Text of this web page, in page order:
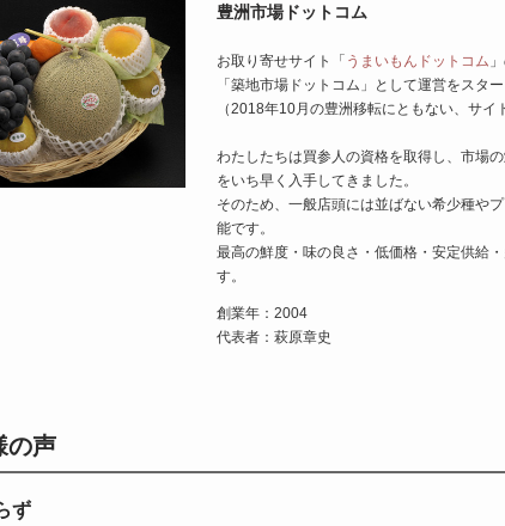
豊洲市場ドットコム
お取り寄せサイト「 うまいもんドットコム
「築地市場ドットコム」として運営をスター
（2018年10月の豊洲移転にともない、サイ
わたしたちは買参人の資格を取得し、市場
をいち早く入手してきました。
そのため、一般店頭には並ばない希少種や
能です。
最高の鮮度・味の良さ・低価格・安定供給
す。
創業年：2004
代表者：萩原章史
の声
ず